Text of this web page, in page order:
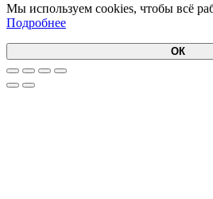
Мы используем cookies, чтобы всё
Подробнее
ОК